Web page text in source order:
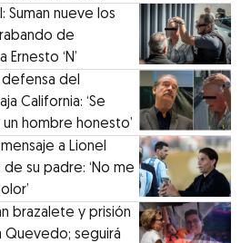
Suman nueve los
de
‘N’
del
California: ‘Se
hombre honesto’
a Lionel
su padre: ‘No me
brazalete y prisión
Quevedo; seguirá